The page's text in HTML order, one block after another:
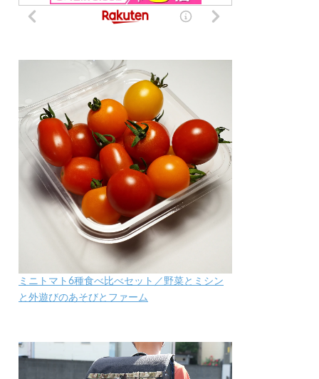
ミニトマト6種食べ比べセット／野菜とミシン
と外遊びのあそびとファーム